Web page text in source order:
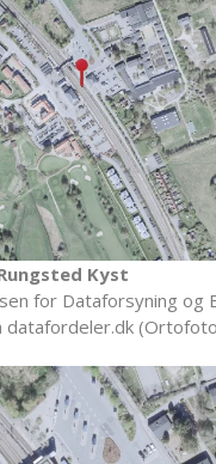
Kyst
for Dataforsyning og